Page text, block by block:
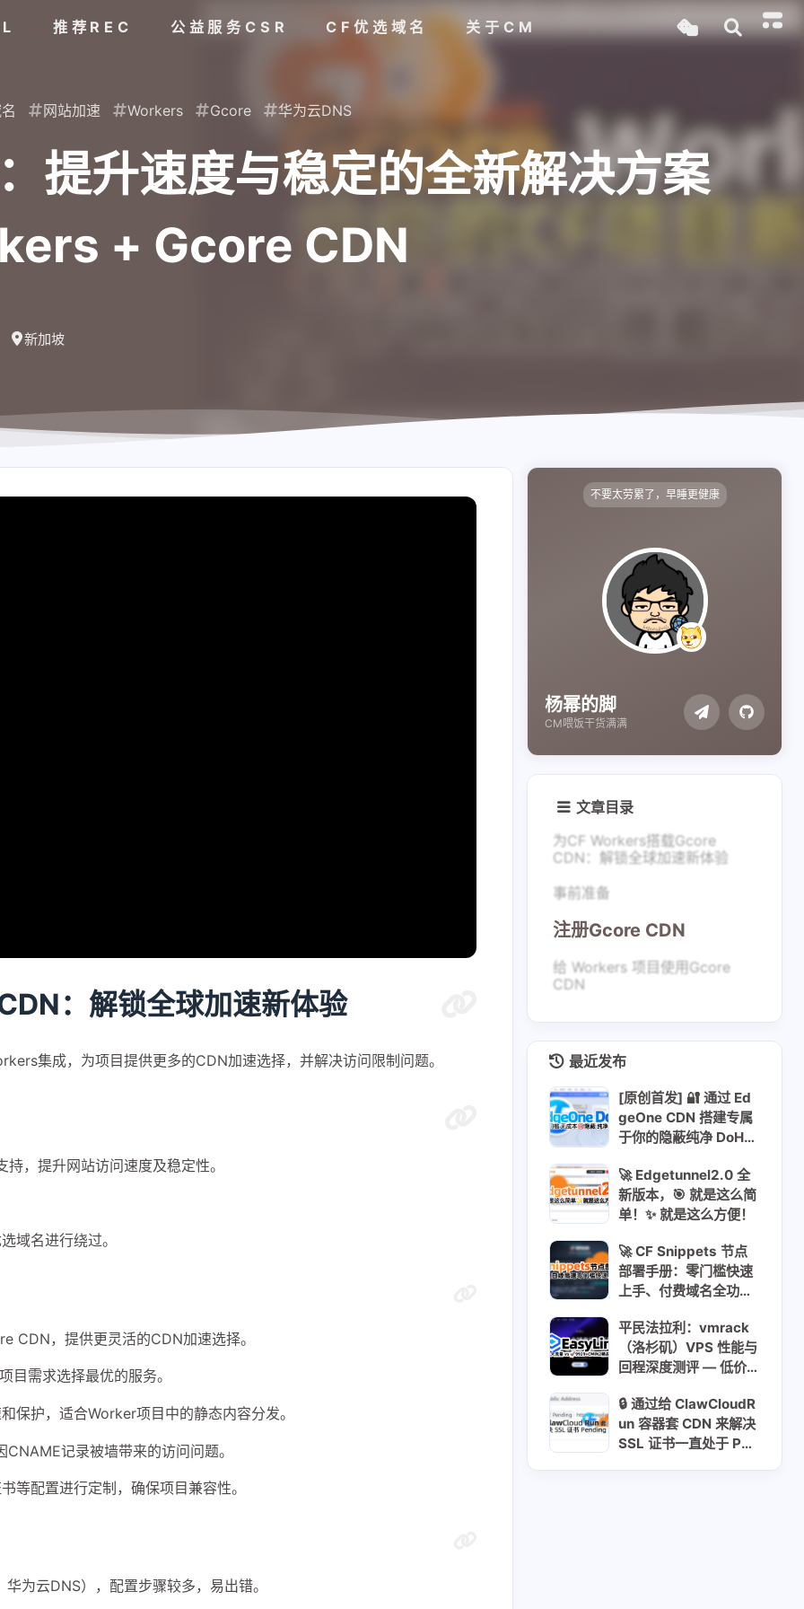
推荐REC 公益服务CSR CF优选域名 关于CM
网站加速 Workers Gcore 华为云DNS
提升速度与稳定的全新解决方案
+ Gcore CDN
新加坡
：解锁全球加速新体验
集成，为项目提供更多的CDN加速选择，并解决访问限制问题。
，提升网站访问速度及稳定性。
域名进行绕过。
CDN，提供更灵活的CDN加速选择。
目需求选择最优的服务。
保护，适合Worker项目中的静态内容分发。
记录被墙带来的访问问题。
等配置进行定制，确保项目兼容性。
为云DNS），配置步骤较多，易出错。
不要太劳累了，早睡更健康
杨幂的脚
CM喂饭干货满满
文章目录
为CF Workers搭载Gcore
CDN：解锁全球加速新体验
事前准备
注册Gcore CDN
给 Workers 项目使用Gcore
CDN
最近发布
[原创首发] 🔐 通过 Ed
geOne CDN 搭建专属
于你的隐蔽纯净 DoH
🚀 Edgetunnel2.0 全
新版本，🎯 就是这么简
单！✨ 就是这么方便！
🚀 CF Snippets 节点
部署手册：零门槛快速
上手、付费域名全功
域名 双向解析详解
平民法拉利：vmrack
（洛杉矶）VPS 性能与
回程深度测评 — 低价
测 🚀💸🇺🇸🇨🇳
🔒 通过给 ClawCloudR
un 容器套 CDN 来解决
SSL 证书一直处于 Pen